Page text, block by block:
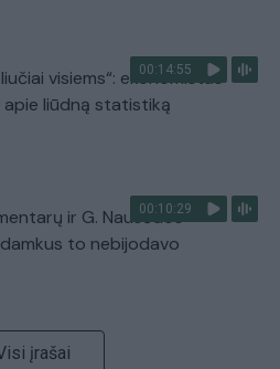
00:14:55
visiems“: ekonomistas
liūdną statistiką
00:10:29
ir G. Nausėdos
to nebijodavo
įrašai